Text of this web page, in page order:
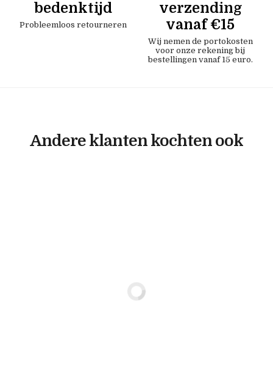
bedenktijd
Probleemloos retourneren
verzending
vanaf €15
Wij nemen de portokosten
voor onze rekening bij
bestellingen vanaf 15 euro.
Andere klanten kochten ook